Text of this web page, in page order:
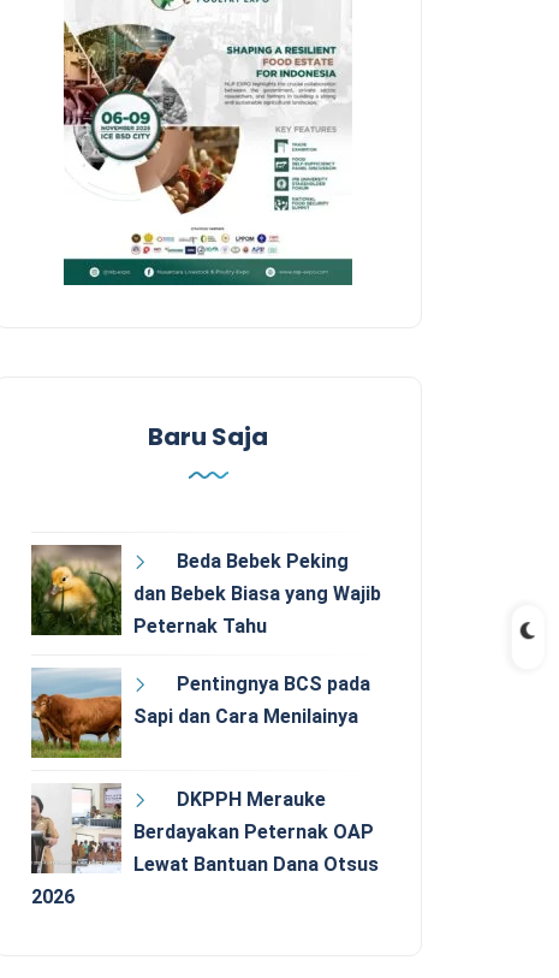
Baru Saja
Beda Bebek Peking
dan Bebek Biasa yang Wajib
Peternak Tahu
Pentingnya BCS pada
Sapi dan Cara Menilainya
DKPPH Merauke
Berdayakan Peternak OAP
Lewat Bantuan Dana Otsus
2026